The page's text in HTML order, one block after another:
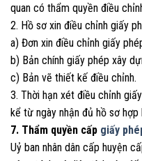
quan có thẩm quyền điều
2. Hồ sơ xin điều chỉnh giấy
a) Đơn xin điều chỉnh giấy
b) Bản chính giấy phép xây
c) Bản vẽ thiết kế điều chỉnh.
3. Thời hạn xét điều chỉnh
kể từ ngày nhận đủ hồ sơ hợp
7. Thẩm quyền cấp giấy
Uỷ ban nhân dân cấp huyện